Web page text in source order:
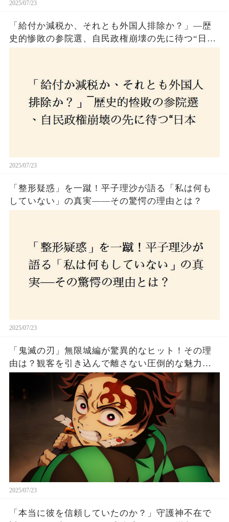
2025/07/23
「給付か減税か、それとも外国人排除か？」―歴
史的惨敗の参院選、自民政権崩壊の先に待つ“日本
2025/07/23
「整形疑惑」を一蹴！平子理沙が語る「私は何も
していない」の真実——その驚愕の理由とは？
2025/07/23
「鬼滅の刃」無限城編が驚異的なヒット！その理
由は？観客を引き込んで離さない圧倒的な魅力と
2025/07/23
「本当に彼を信頼していたのか？」守護神不在で